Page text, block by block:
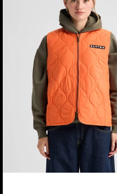
matelassée
synthétique
Femme